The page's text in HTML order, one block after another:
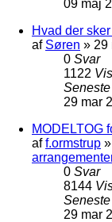
09 maj
Hvad der
af Søren » 29
0 Svar
1122
29 mar
MODELTOG
aff.ormstrup »
0 Svar
8144
29 mar